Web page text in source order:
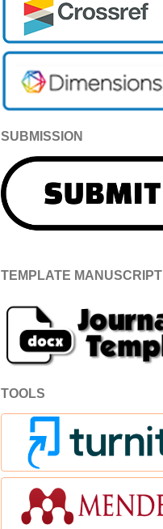
SUBMISSION
TEMPLATE MANUSCRIPT
TOOLS